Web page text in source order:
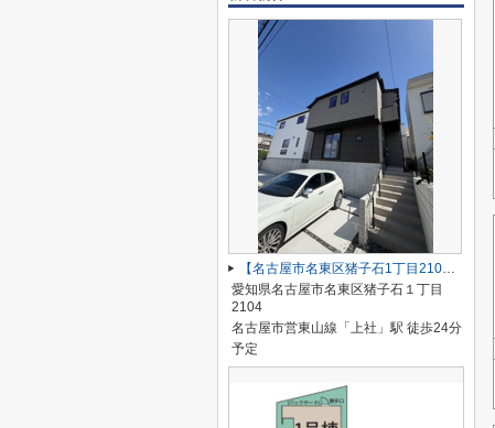
【名古屋市名東区猪子石1丁目2104新築戸建2号棟】✨️仲介手数料無料✨️猪子石小学校・猪高中学校
愛知県名古屋市名東区猪子石１丁目
2104
名古屋市営東山線「上社」駅 徒歩24分
予定